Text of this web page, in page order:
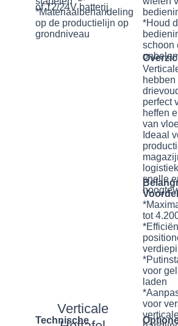
of 12/24V batterij
*Materiaalbehandeling
op de productielijn op
grondniveau
*Houd
schoon
Verticale
perfect
heffen
van
Ideaal
snelle
tot
voor
laden
voor
Technische